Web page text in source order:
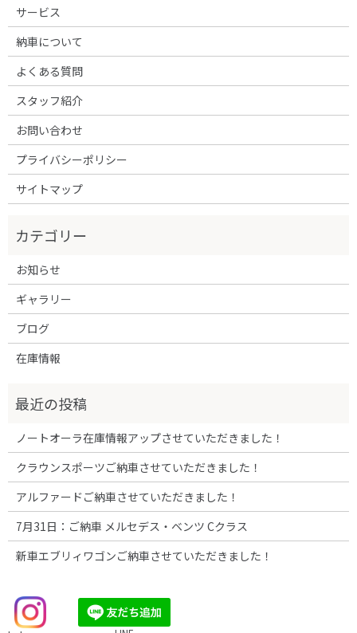
サービス
納車について
よくある質問
スタッフ紹介
お問い合わせ
プライバシーポリシー
サイトマップ
お知らせ
ギャラリー
ブログ
在庫情報
ノートオーラ在庫情報アップさせていただきました！
クラウンスポーツご納車させていただきました！
アルファードご納車させていただきました！
7月31日：ご納車 メルセデス・ベンツ Cクラス
新車エブリィワゴンご納車させていただきました！